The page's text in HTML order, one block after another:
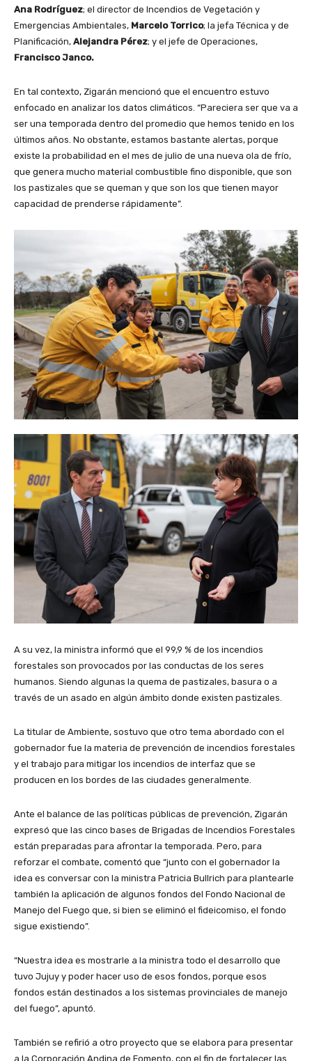
Ana Rodríguez; el director de Incendios de Vegetación y
Emergencias Ambientales, Marcelo Torrico; la jefa Técnica y de
Planificación, Alejandra Pérez; y el jefe de Operaciones,
Francisco Janco.
En tal contexto, Zigarán mencionó que el encuentro estuvo
enfocado en analizar los datos climáticos. “Pareciera ser que va a
ser una temporada dentro del promedio que hemos tenido en los
últimos años. No obstante, estamos bastante alertas, porque
existe la probabilidad en el mes de julio de una nueva ola de frío,
que genera mucho material combustible fino disponible, que son
los pastizales que se queman y que son los que tienen mayor
capacidad de prenderse rápidamente”.
A su vez, la ministra informó que el 99,9 % de los incendios
forestales son provocados por las conductas de los seres
humanos. Siendo algunas la quema de pastizales, basura o a
través de un asado en algún ámbito donde existen pastizales.
La titular de Ambiente, sostuvo que otro tema abordado con el
gobernador fue la materia de prevención de incendios forestales
y el trabajo para mitigar los incendios de interfaz que se
producen en los bordes de las ciudades generalmente.
Ante el balance de las políticas públicas de prevención, Zigarán
expresó que las cinco bases de Brigadas de Incendios Forestales
están preparadas para afrontar la temporada. Pero, para
reforzar el combate, comentó que “junto con el gobernador la
idea es conversar con la ministra Patricia Bullrich para plantearle
también la aplicación de algunos fondos del Fondo Nacional de
Manejo del Fuego que, si bien se eliminó el fideicomiso, el fondo
sigue existiendo”.
“Nuestra idea es mostrarle a la ministra todo el desarrollo que
tuvo Jujuy y poder hacer uso de esos fondos, porque esos
fondos están destinados a los sistemas provinciales de manejo
del fuego”, apuntó.
También se refirió a otro proyecto que se elabora para presentar
a la Corporación Andina de Fomento, con el fin de fortalecer las